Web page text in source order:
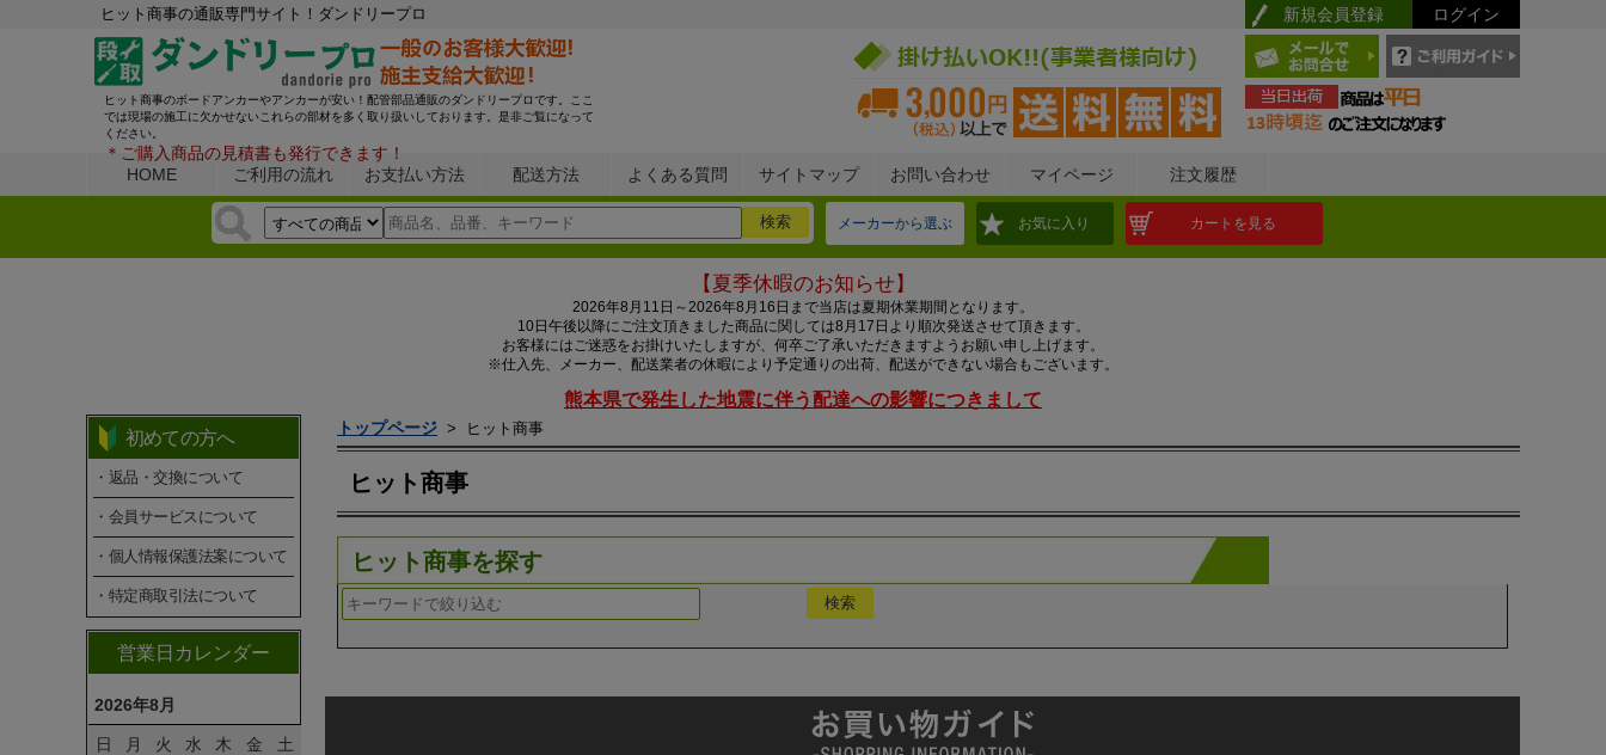
ヒット商事の通販専門サイト！ダンドリープロ 新規会員登録 ログイン
ヒット商事のボードアンカーやアンカーが安い！配管部品通販のダンドリープロです。ここ
では現場の施工に欠かせないこれらの部材を多く取り扱いしております。是非ご覧になって
ください。
＊ご購入商品の見積書も発行できます！
HOME
ご利用の流れ お支払い方法 配送方法 よくある質問 サイトマップ お問い合わせ マイページ 注文履歴
メーカーから選ぶ お気に入り カートを見る
【夏季休暇のお知らせ】
2026年8月11日～2026年8月16日まで当店は夏期休業期間となります。
10日午後以降にご注文頂きました商品に関しては8月17日より順次発送させて頂きます。
お客様にはご迷惑をお掛けいたしますが、何卒ご了承いただきますようお願い申し上げます。
※仕入先、メーカー、配送業者の休暇により予定通りの出荷、配送ができない場合もございます。
熊本県で発生した地震に伴う配達への影響につきまして
初めての方へ
・返品・交換について
・会員サービスについて
・個人情報保護法案について
・特定商取引法について
営業日カレンダー
2026年8月
日 月 火 水 木 金 土
トップページ > ヒット商事
ヒット商事
ヒット商事を探す